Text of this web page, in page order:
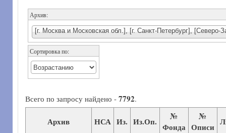
Архив:
[г. Москва и Московская обл.], [г. Санкт-Петербург],
Сортировка по:
Всего по запросу найдено - 7792.
Архив НСА Из. Из.Оп.
№
Фонда
№
Описи